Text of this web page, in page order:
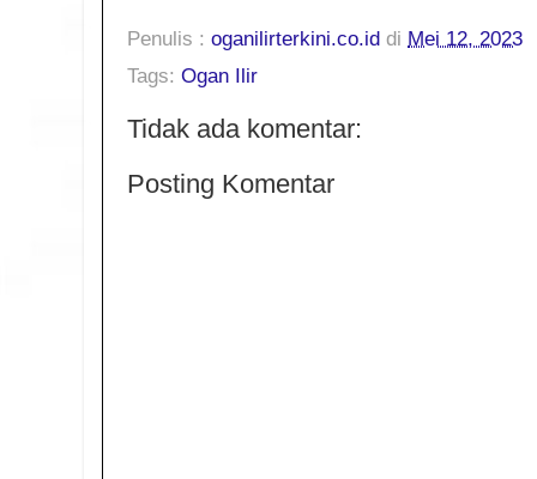
Penulis : oganilirterkini.co.id di Mei 12, 2023
Tags: Ogan Ilir
Tidak ada komentar:
Posting Komentar